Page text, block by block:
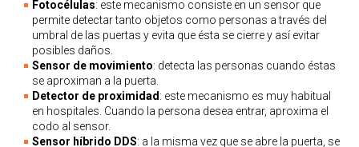
Fotocélulas: este mecanismo consiste en un sensor que
permite detectar tanto objetos como personas a través del
umbral de las puertas y evita que ésta se cierre y así evitar
posibles daños.
Sensor de movimiento: detecta las personas cuando éstas
se aproximan a la puerta.
Detector de proximidad: este mecanismo es muy habitual
en hospitales. Cuando la persona desea entrar, aproxima el
codo al sensor.
Sensor híbrido DDS: a la misma vez que se abre la puerta, se